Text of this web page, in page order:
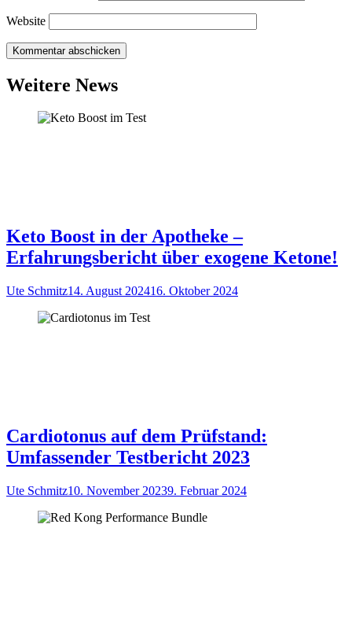
Website
Weitere News
Keto Boost in der Apotheke –
Erfahrungsbericht über exogene Ketone!
Ute Schmitz14. August 202416. Oktober 2024
Cardiotonus auf dem Prüfstand:
Umfassender Testbericht 2023
Ute Schmitz10. November 20239. Februar 2024